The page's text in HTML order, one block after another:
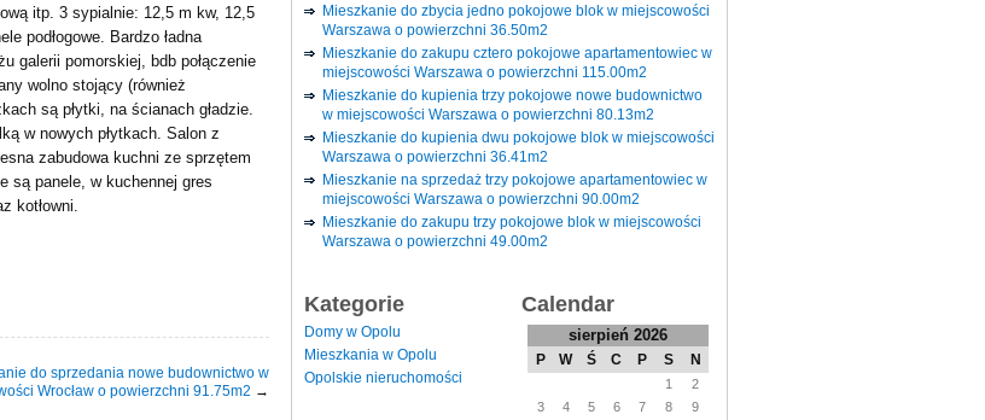
itp. 3 sypialnie: 12,5 m kw, 12,5
podłogowe. Bardzo ładna
galerii pomorskiej, bdb połączenie
wolno stojący (również
są płytki, na ścianach gładzie.
w nowych płytkach. Salon z
zabudowa kuchni ze sprzętem
są panele, w kuchennej gres
kotłowni.
do sprzedania nowe budownictwo w
Wrocław o powierzchni 91.75m2 →
Mieszkanie do zbycia jedno pokojowe blok w miejscowości
Warszawa o powierzchni 36.50m2
Mieszkanie do zakupu cztero pokojowe apartamentowiec w
miejscowości Warszawa o powierzchni 115.00m2
Mieszkanie do kupienia trzy pokojowe nowe budownictwo
w miejscowości Warszawa o powierzchni 80.13m2
Mieszkanie do kupienia dwu pokojowe blok w miejscowości
Warszawa o powierzchni 36.41m2
Mieszkanie na sprzedaż trzy pokojowe apartamentowiec w
miejscowości Warszawa o powierzchni 90.00m2
Mieszkanie do zakupu trzy pokojowe blok w miejscowości
Warszawa o powierzchni 49.00m2
Kategorie
Domy w Opolu
Mieszkania w Opolu
Opolskie nieruchomości
Calendar
sierpień 2026
P W Ś C P S N
1
2
3
4 5 6 7 8
9